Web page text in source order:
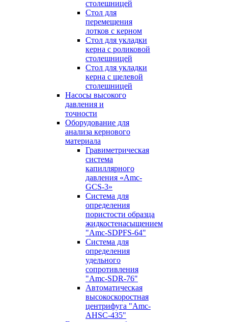
столешницей
Стол для
перемещения
лотков с керном
Стол для укладки
керна с роликовой
столешницей
Стол для укладки
керна с щелевой
столешницей
Насосы высокого
давления и
точности
Оборудование для
анализа кернового
материала
Гравиметрическая
система
капиллярного
давления «Amc-
GCS-3»
Система для
определения
пористости образца
жидкостенасыщением
"Amc-SDPFS-64"
Система для
определения
удельного
сопротивления
"Amc-SDR-76"
Автоматическая
высокоскоростная
центрифуга "Amc-
AHSC-435"